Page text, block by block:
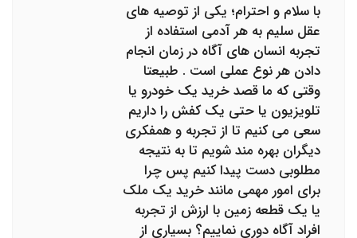
با سلام و احترام؛ یکی از توصیه های
عقل سلیم به هر آدمی استفاده از
تجربه انسان های آگاه در زمان انجام
دادن هر نوع عملی است . طبیعتا
وقتی که ما قصد خرید یک خودرو یا
تلویزیون یا حتی یک کفش را داریم
سعی می کنیم تا از تجربه و همفکری
دیگران بهره مند شویم تا به نتیجه
مطلوبی دست پیدا کنیم پس چرا
برای امور مهمی مانند خرید یک ملک
یا یک قطعه زمین با ارزش از تجربه
افراد آگاه دوری نماییم؟ بسیاری از